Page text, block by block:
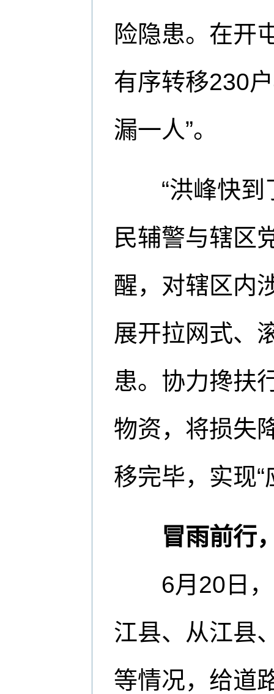
险隐患。在开
有序转移230
漏一人”。
“洪峰快到了
民辅警与辖区
醒，对辖区内
展开拉网式、
患。协力搀扶
物资，将损失
移完毕，实现
冒雨前行
6月20日，
江县、从江县
等情况，给道